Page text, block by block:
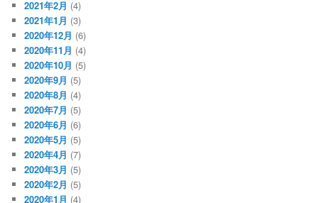
2021年2月 (4)
2021年1月 (3)
2020年12月 (6)
2020年11月 (4)
2020年10月 (5)
2020年9月 (5)
2020年8月 (4)
2020年7月 (5)
2020年6月 (6)
2020年5月 (5)
2020年4月 (7)
2020年3月 (5)
2020年2月 (5)
2020年1月 (4)